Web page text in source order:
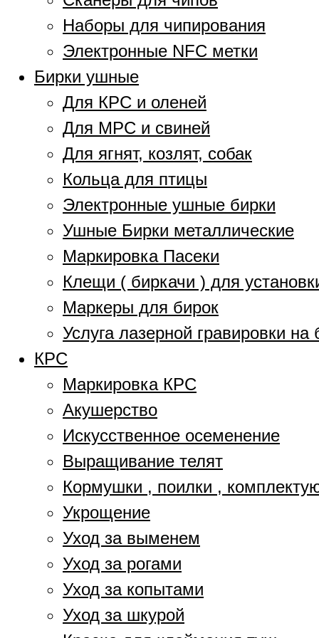
Наборы для чипирования
Электронные NFC метки
Бирки ушные
Для КРС и оленей
Для МРС и свиней
Для ягнят, козлят, собак
Кольца для птицы
Электронные ушные бирки
Ушные Бирки металлические
Маркировка Пасеки
Клещи ( биркачи ) для
Маркеры для бирок
Услуга лазерной гравировки на
КРС
Маркировка КРС
Акушерство
Искусственное осеменение
Выращивание телят
Кормушки , поилки ,
Укрощение
Уход за выменем
Уход за рогами
Уход за копытами
Уход за шкурой